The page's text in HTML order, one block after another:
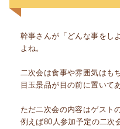
幹事さんが「どんな事をし
よね。
二次会は食事や雰囲気はも
目玉景品が目の前に置いて
ただ二次会の内容はゲスト
例えば80人参加予定の二次